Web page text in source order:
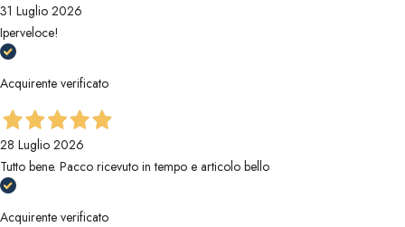
31 Luglio 2026
Iperveloce!
Acquirente verificato
28 Luglio 2026
Tutto bene. Pacco ricevuto in tempo e articolo bello
Acquirente verificato